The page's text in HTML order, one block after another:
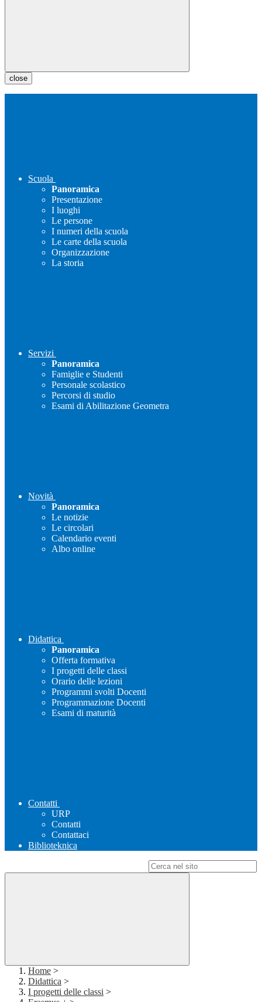
close
Scuola
Panoramica
Presentazione
I luoghi
Le persone
I numeri della scuola
Le carte della scuola
Organizzazione
La storia
Servizi
Panoramica
Famiglie e Studenti
Personale scolastico
Percorsi di studio
Esami di Abilitazione Geometra
Novità
Panoramica
Le notizie
Le circolari
Calendario eventi
Albo online
Didattica
Panoramica
Offerta formativa
I progetti delle classi
Orario delle lezioni
Programmi svolti Docenti
Programmazione Docenti
Esami di maturità
Contatti
URP
Contatti
Contattaci
Biblioteknica
Home >
Didattica >
I progetti delle classi >